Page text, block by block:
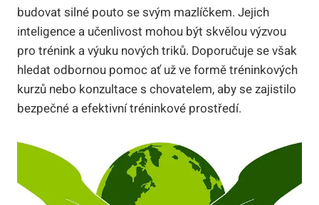
budovat silné pouto se svým mazlíčkem. Jejich
inteligence a učenlivost mohou být skvělou výzvou
pro trénink a výuku nových triků. Doporučuje se však
hledat odbornou pomoc ať už ve formě tréninkových
kurzů nebo konzultace s chovatelem, aby se zajistilo
bezpečné a efektivní tréninkové prostředí.